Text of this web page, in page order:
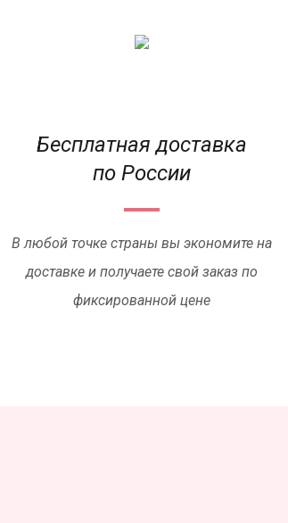
Бесплатная доставка
по России
В любой точке страны вы экономите на
доставке и получаете свой заказ по
фиксированной цене